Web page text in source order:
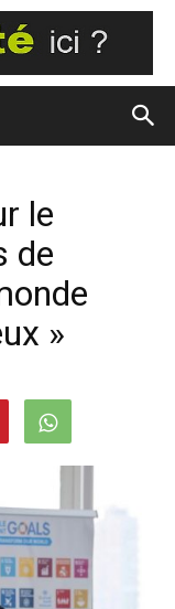
le
de
»